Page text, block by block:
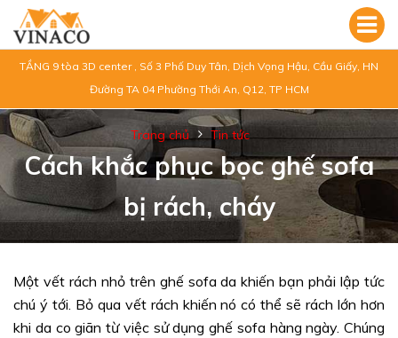
TẦNG 9 tòa 3D center , Số 3 Phố Duy Tân, Dịch Vọng Hậu, Cầu Giấy, HN
Đường TA 04 Phường Thới An, Q12, TP HCM
Trang chủ Tin tức
Cách khắc phục bọc ghế sofa
bị rách, cháy
Một vết rách nhỏ trên ghế sofa da khiến bạn phải lập tức
chú ý tới. Bỏ qua vết rách khiến nó có thể sẽ rách lớn hơn
khi da co giãn từ việc sử dụng ghế sofa hàng ngày. Chúng